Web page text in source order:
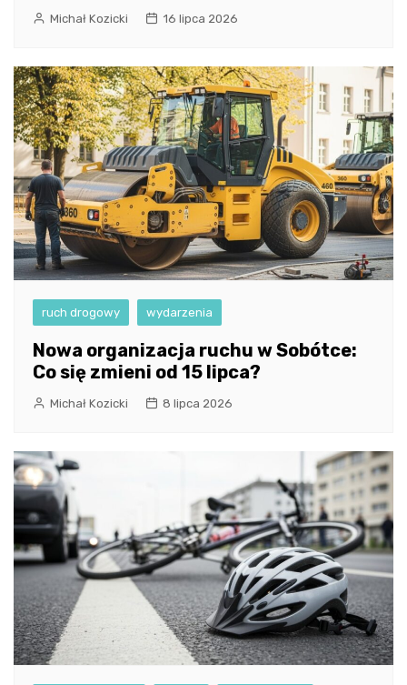
Michał Kozicki 16 lipca 2026
ruch drogowy wydarzenia
Nowa organizacja ruchu w Sobótce:
Co się zmieni od 15 lipca?
Michał Kozicki 8 lipca 2026